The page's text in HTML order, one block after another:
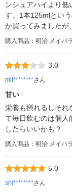
ンシュアハイより低
す。1本125mlとい
か買ってみましたが
購入商品：明治 メイバ
3.0
mit********さん
甘い
栄養も摂れるしそれ
て毎日飲むのは個
したらいいかも？
購入商品：明治 メイバ
5.0
shi********さん